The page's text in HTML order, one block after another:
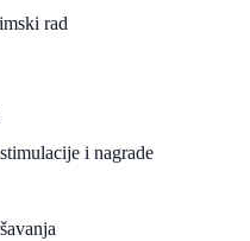
rad
i nagrade